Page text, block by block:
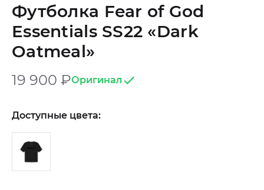
Футболка Fear of God
Essentials SS22 «Dark
Oatmeal»
19 900 ₽Оригинал
Доступные цвета: